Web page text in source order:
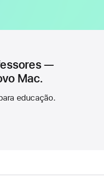
—
Mac.
educação.